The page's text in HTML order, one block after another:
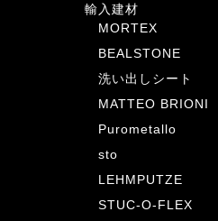
輸入建材
MORTEX
BEALSTONE
洗い出しシート
MATTEO BRIONI
Purometallo
sto
LEHMPUTZE
STUC-O-FLEX